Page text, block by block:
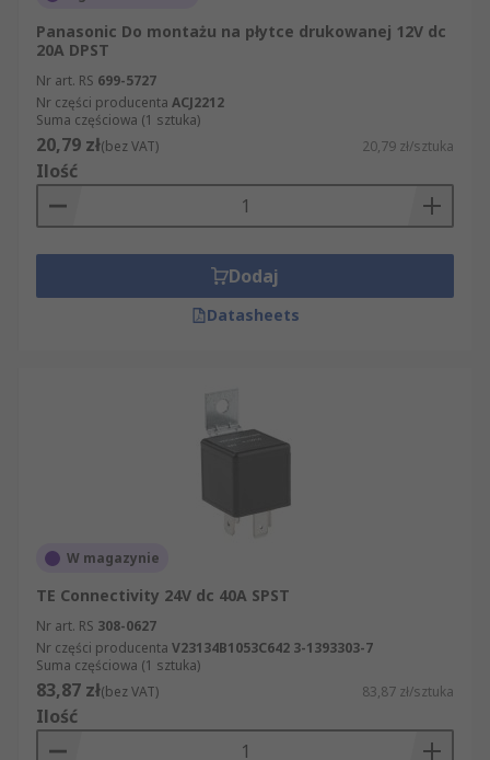
Panasonic Do montażu na płytce drukowanej 12V dc
20A DPST
Nr art. RS 699-5727
Nr części producenta ACJ2212
Suma częściowa (1 sztuka)
20,79 zł(bez VAT) 20,79 zł/sztuka
Ilość
Dodaj
Datasheets
W magazynie
TE Connectivity 24V dc 40A SPST
Nr art. RS 308-0627
Nr części producenta V23134B1053C642 3-1393303-7
Suma częściowa (1 sztuka)
83,87 zł(bez VAT) 83,87 zł/sztuka
Ilość